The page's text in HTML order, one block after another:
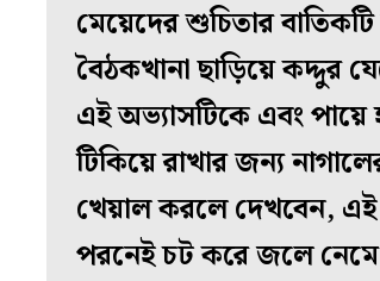
মেয়েদের শুচিতার
বৈঠকখানা ছাড়িয়ে কদ্দুর
এই অভ্যাসটিকে এবং পায়ে
টিকিয়ে রাখার জন্য
খেয়াল করলে দেখবেন,
পরনেই চট করে জলে